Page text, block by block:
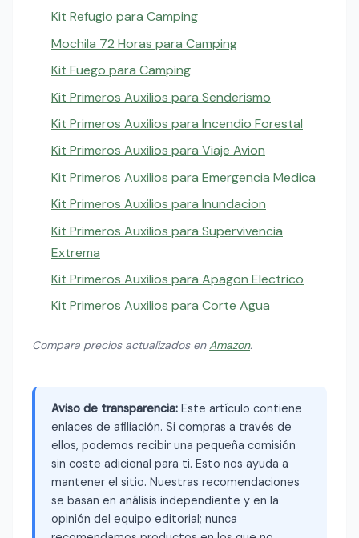
Kit Refugio para Camping
Mochila 72 Horas para Camping
Kit Fuego para Camping
Kit Primeros Auxilios para Senderismo
Kit Primeros Auxilios para Incendio Forestal
Kit Primeros Auxilios para Viaje Avion
Kit Primeros Auxilios para Emergencia Medica
Kit Primeros Auxilios para Inundacion
Kit Primeros Auxilios para Supervivencia
Extrema
Kit Primeros Auxilios para Apagon Electrico
Kit Primeros Auxilios para Corte Agua
Compara precios actualizados enAmazon.
Aviso de transparencia: Este artículo contiene
enlaces de afiliación. Si compras a través de
ellos, podemos recibir una pequeña comisión
sin coste adicional para ti. Esto nos ayuda a
mantener el sitio. Nuestras recomendaciones
se basan en análisis independiente y en la
opinión del equipo editorial; nunca